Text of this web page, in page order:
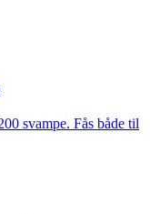
svampe. Fås både til